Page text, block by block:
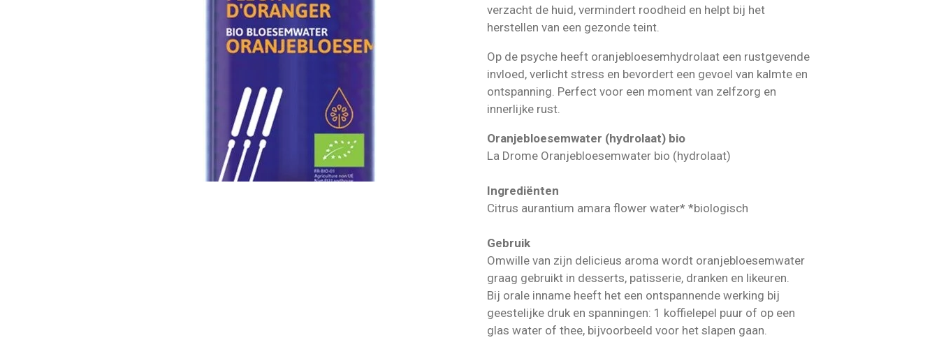
verzacht de huid, vermindert roodheid en helpt bij het
herstellen van een gezonde teint.
Op de psyche heeft oranjebloesemhydrolaat een rustgevende
invloed, verlicht stress en bevordert een gevoel van kalmte en
ontspanning. Perfect voor een moment van zelfzorg en
innerlijke rust.
Oranjebloesemwater (hydrolaat) bio
La Drome Oranjebloesemwater bio (hydrolaat)
Ingrediënten
Citrus aurantium amara flower water* *biologisch
Gebruik
Omwille van zijn delicieus aroma wordt oranjebloesemwater
graag gebruikt in desserts, patisserie, dranken en likeuren.
Bij orale inname heeft het een ontspannende werking bij
geestelijke druk en spanningen: 1 koffielepel puur of op een
glas water of thee, bijvoorbeeld voor het slapen gaan.